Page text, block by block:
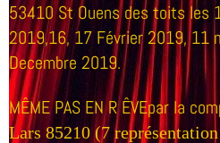
53410 St Ouens des toits les
2019,16, 17 Février 2019, 11
Decembre 2019.
MÊME PAS EN R ÊVEpar la
Lars 85210 (7